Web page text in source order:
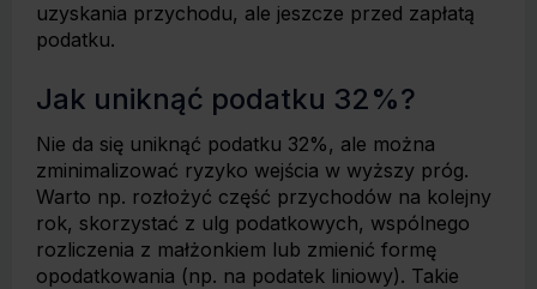
uzyskania przychodu, ale jeszcze przed zapłatą
podatku.
Jak uniknąć podatku 32%?
Nie da się uniknąć podatku 32%, ale można
zminimalizować ryzyko wejścia w wyższy próg.
Warto np. rozłożyć część przychodów na kolejny
rok, skorzystać z ulg podatkowych, wspólnego
rozliczenia z małżonkiem lub zmienić formę
opodatkowania (np. na podatek liniowy). Takie